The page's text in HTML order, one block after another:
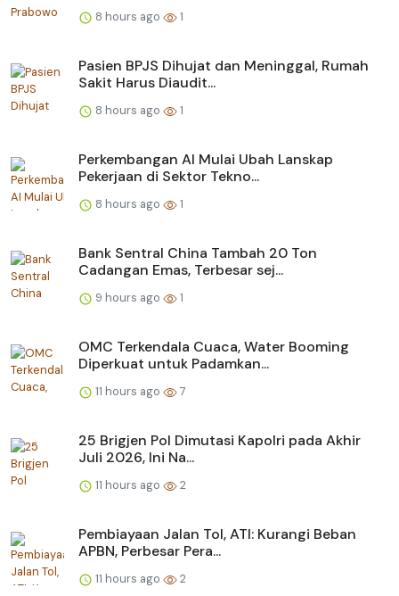
8 hours ago 1
Pasien BPJS Dihujat dan Meninggal, Rumah
Sakit Harus Diaudit...
8 hours ago 1
Perkembangan AI Mulai Ubah Lanskap
Pekerjaan di Sektor Tekno...
8 hours ago 1
Bank Sentral China Tambah 20 Ton
Cadangan Emas, Terbesar sej...
9 hours ago 1
OMC Terkendala Cuaca, Water Booming
Diperkuat untuk Padamkan...
11 hours ago 7
25 Brigjen Pol Dimutasi Kapolri pada Akhir
Juli 2026, Ini Na...
11 hours ago 2
Pembiayaan Jalan Tol, ATI: Kurangi Beban
APBN, Perbesar Pera...
11 hours ago 2